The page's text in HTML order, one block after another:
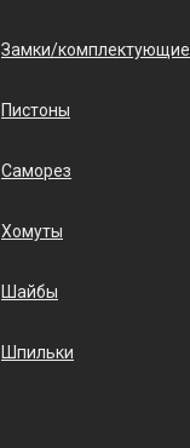
Замки/комплектующие
Пистоны
Саморез
Хомуты
Шайбы
Шпильки